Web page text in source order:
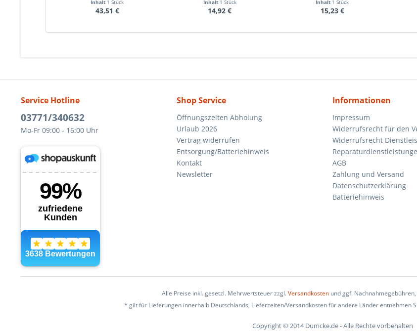
Inhalt 1 Stück
43,51 €
Inhalt 1 Stück
14,92 €
Inhalt 1 Stück
15,23 €
Service Hotline
03771/340632
Mo-Fr 09:00 - 16:00 Uhr
Shop Service
Öffnungszeiten Abholung
Urlaub 2026
Vertrag widerrufen
Entsorgung/Batteriehinweis
Kontakt
Newsletter
Informationen
Impressum
Widerrufsrecht für den
Widerrufsrecht
AGB
Zahlung und Versand
Datenschutzerklärung
Batteriehinweis
Alle Preise inkl. gesetzl. Mehrwertsteuer zzgl.Versandkostenund ggf.
* gilt für Lieferungen innerhalb Deutschlands, Lieferzeiten/Versandkosten für andere Länder entnehmen
Copyright © 2014 Dumcke.de - Alle Rechte vorbehalten